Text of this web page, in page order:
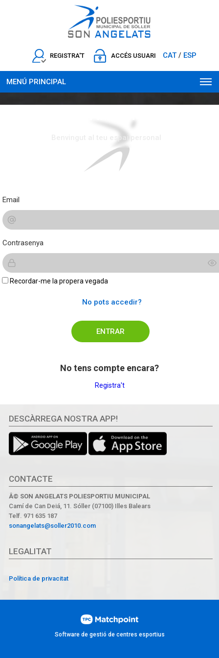
REGISTRA'T ACCÉS USUARI CAT / ESP
MENÚ PRINCIPAL
Email
Contrasenya
Recordar-me la propera vegada
No pots accedir?
No tens compte encara?
Registra't
DESCÀRREGA NOSTRA APP!
CONTACTE
Â© SON ANGELATS POLIESPORTIU MUNICIPAL
Camí de Can Deiá, 11. Sóller (07100) Illes Balears
Telf. 971 635 187
sonangelats@soller2010.com
LEGALITAT
Política de privacitat
Software de gestió de centres esportius